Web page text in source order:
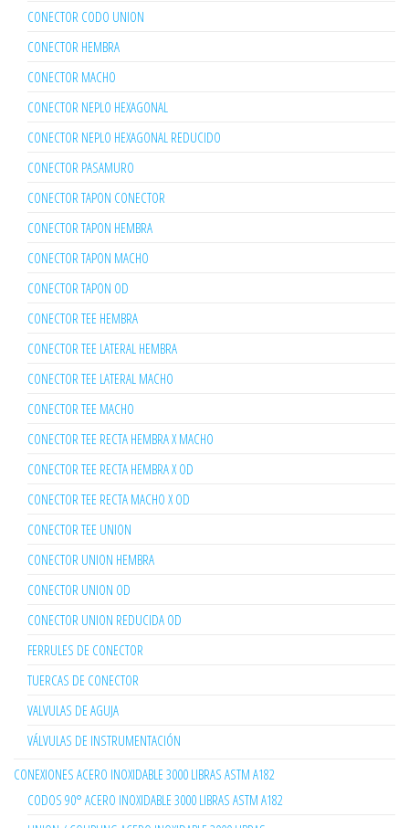
CONECTOR CODO UNION
CONECTOR HEMBRA
CONECTOR MACHO
CONECTOR NEPLO HEXAGONAL
CONECTOR NEPLO HEXAGONAL REDUCIDO
CONECTOR PASAMURO
CONECTOR TAPON CONECTOR
CONECTOR TAPON HEMBRA
CONECTOR TAPON MACHO
CONECTOR TAPON OD
CONECTOR TEE HEMBRA
CONECTOR TEE LATERAL HEMBRA
CONECTOR TEE LATERAL MACHO
CONECTOR TEE MACHO
CONECTOR TEE RECTA HEMBRA X MACHO
CONECTOR TEE RECTA HEMBRA X OD
CONECTOR TEE RECTA MACHO X OD
CONECTOR TEE UNION
CONECTOR UNION HEMBRA
CONECTOR UNION OD
CONECTOR UNION REDUCIDA OD
FERRULES DE CONECTOR
TUERCAS DE CONECTOR
VALVULAS DE AGUJA
VÁLVULAS DE INSTRUMENTACIÓN
CONEXIONES ACERO INOXIDABLE 3000 LIBRAS ASTM A182
CODOS 90° ACERO INOXIDABLE 3000 LIBRAS ASTM A182